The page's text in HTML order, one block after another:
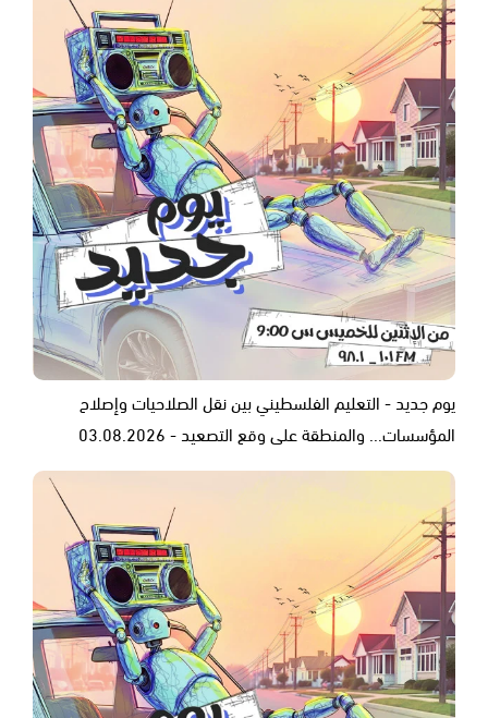
يوم جديد - التعليم الفلسطيني بين نقل الصلاحيات وإصلاح
المؤسسات... والمنطقة على وقع التصعيد - 03.08.2026